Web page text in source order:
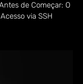
de Começar: O
via SSH